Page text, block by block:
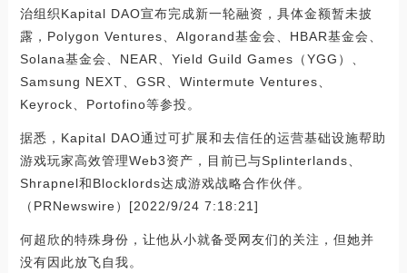
治组织Kapital DAO宣布完成新一轮融资，具体金额暂未披
露，Polygon Ventures、Algorand基金会、HBAR基金会、
Solana基金会、NEAR、Yield Guild Games（YGG）、
Samsung NEXT、GSR、Wintermute Ventures、
Keyrock、Portofino等参投。
据悉，Kapital DAO通过可扩展和去信任的运营基础设施帮助
游戏玩家高效管理Web3资产，目前已与Splinterlands、
Shrapnel和Blocklords达成游戏战略合作伙伴。
（PRNewswire）[2022/9/24 7:18:21]
何超欣的特殊身份，让他从小就备受网友们的关注，但她并
没有因此放飞自我。